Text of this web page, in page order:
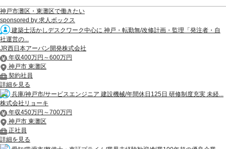
神戸市灘区・東灘区で働きたい
sponsored by 求人ボックス
建築士活かしデスクワーク中心に 神戸・転勤無/改修計画・監理「発注者・自
社運営の...
JR西日本アーバン開発株式会社
年収400万円～600万円
神戸市 東灘区
契約社員
詳細を見る
兵庫/神戸市/サービスエンジニア 建設機械/年間休日125日 研修制度充実 未経...
株式会社リョーキ
年収450万円～700万円
神戸市 東灘区
正社員
詳細を見る